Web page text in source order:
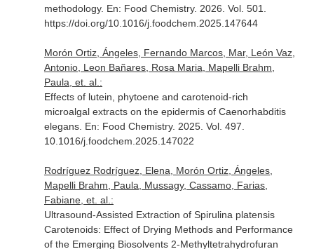
methodology. En: Food Chemistry. 2026. Vol. 501.
https://doi.org/10.1016/j.foodchem.2025.147644
Morón Ortiz, Ángeles, Fernando Marcos, Mar, León Vaz,
Antonio, Leon Bañares, Rosa Maria, Mapelli Brahm,
Paula, et. al.:
Effects of lutein, phytoene and carotenoid-rich
microalgal extracts on the epidermis of Caenorhabditis
elegans. En: Food Chemistry. 2025. Vol. 497.
10.1016/j.foodchem.2025.147022
Rodríguez Rodríguez, Elena, Morón Ortiz, Ángeles,
Mapelli Brahm, Paula, Mussagy, Cassamo, Farias,
Fabiane, et. al.:
Ultrasound-Assisted Extraction of Spirulina platensis
Carotenoids: Effect of Drying Methods and Performance
of the Emerging Biosolvents 2-Methyltetrahydrofuran